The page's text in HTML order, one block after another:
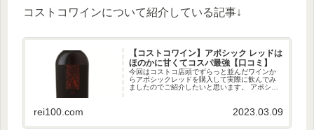
コストコワインについて紹介している記事↓
【コストコワイン】アポシック レッドは
ほのかに甘くてコスパ最強【口コミ】
今回はコストコ店頭でずらっと並んだワインか
らアポシックレッドを購入して実際に飲んでみ
ましたのでご紹介したいと思います。 アポシッ
プよりも安く購入できるので人...
rei100.com 2023.03.09